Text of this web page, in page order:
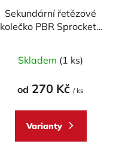
Sekundární řetězové
kolečko PBR Sprockets
YAMAHA
mod.428
hodnocení
produktu
5,0
z
Skladem (1 ks)
od 270 Kč / ks
Varianty